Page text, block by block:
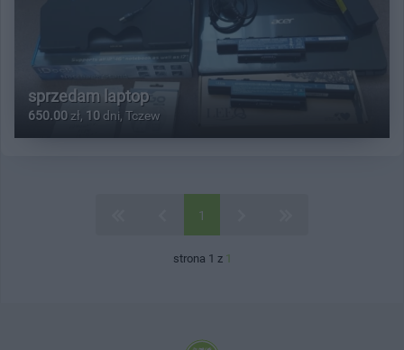
sprzedam laptop
650.00 zł, 10 dni, Tczew
1
strona 1 z 1